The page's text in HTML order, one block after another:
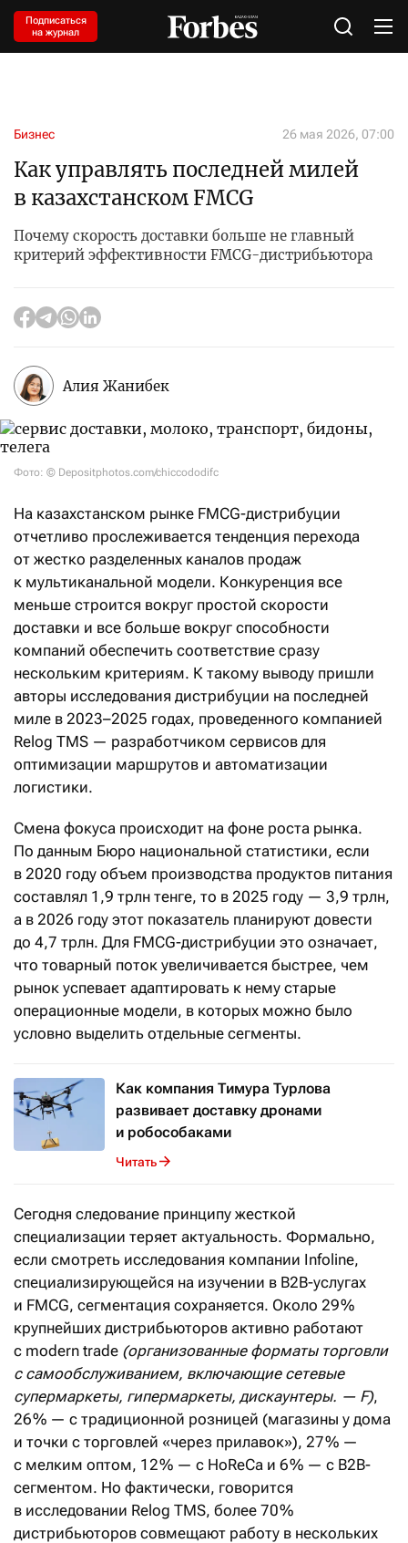
Подписаться
на журнал
Бизнес 26 мая 2026, 07:00
Как управлять последней милей
в казахстанском FMCG
Почему скорость доставки больше не главный
критерий эффективности FMCG-дистрибьютора
Алия Жанибек
Фото: © Depositphotos.com/chiccododifc
На казахстанском рынке FMCG-дистрибуции
отчетливо прослеживается тенденция перехода
от жестко разделенных каналов продаж
к мультиканальной модели. Конкуренция все
меньше строится вокруг простой скорости
доставки и все больше вокруг способности
компаний обеспечить соответствие сразу
нескольким критериям. К такому выводу пришли
авторы исследования дистрибуции на последней
миле в 2023–2025 годах, проведенного компанией
Relog TMS — разработчиком сервисов для
оптимизации маршрутов и автоматизации
логистики.
Смена фокуса происходит на фоне роста рынка.
По данным Бюро национальной статистики, если
в 2020 году объем производства продуктов питания
составлял 1,9 трлн тенге, то в 2025 году — 3,9 трлн,
а в 2026 году этот показатель планируют довести
до 4,7 трлн. Для FMCG-дистрибуции это означает,
что товарный поток увеличивается быстрее, чем
рынок успевает адаптировать к нему старые
операционные модели, в которых можно было
условно выделить отдельные сегменты.
Как компания Тимура Турлова
развивает доставку дронами
и робособаками
Читать
Сегодня следование принципу жесткой
специализации теряет актуальность. Формально,
если смотреть исследования компании Infoline,
специализирующейся на изучении в B2B-услугах
и FMCG, сегментация сохраняется. Около 29 %
крупнейших дистрибьюторов активно работают
с modern trade (организованные форматы торговли
с самообслуживанием, включающие сетевые
супермаркеты, гипермаркеты, дискаунтеры. — F),
26 % — с традиционной розницей (магазины у дома
и точки с торговлей «через прилавок»), 27 % —
с мелким оптом, 12 % — с HoReCa и 6 % — с B2B-
сегментом. Но фактически, говорится
в исследовании Relog TMS, более 70 %
дистрибьюторов совмещают работу в нескольких